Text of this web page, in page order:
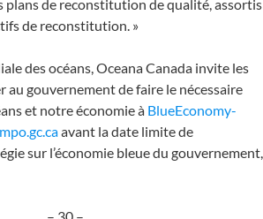
plans de reconstitution de qualité, assortis
de reconstitution. »
des océans, Oceana Canada invite les
au gouvernement de faire le nécessaire
et notre économie à BlueEconomy-
avant la date limite de
sur l’économie bleue du gouvernement,